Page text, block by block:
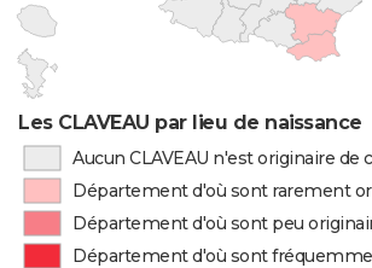
Les CLAVEAU par lieu de naissance
Aucun CLAVEAU n'est originaire
Département d'où sont rarement
Département d'où sont peu
Département d'où sont